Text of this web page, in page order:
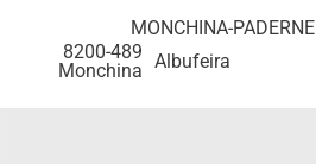
MONCHINA-PADERNE
8200-489
Monchina Albufeira